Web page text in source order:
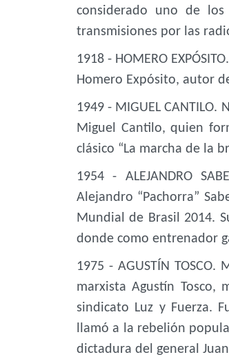
considerado uno de
transmisiones por las
1918 - HOMERO
Homero Expósito, autor
1949 - MIGUEL
Miguel Cantilo, quien
clásico “La marcha de la
1954 - ALEJANDRO
Alejandro “Pachorra”
Mundial de Brasil 2014.
donde como entrenador
1975 - AGUSTÍN
marxista Agustín Tosco,
sindicato Luz y Fuerza.
llamó a la rebelión
dictadura del general